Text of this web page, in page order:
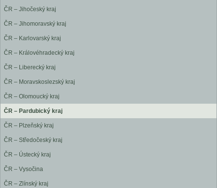
ČR – Jihočeský kraj
ČR – Jihomoravský kraj
ČR – Karlovarský kraj
ČR – Královéhradecký kraj
ČR – Liberecký kraj
ČR – Moravskoslezský kraj
ČR – Olomoucký kraj
ČR – Pardubický kraj
ČR – Plzeňský kraj
ČR – Středočeský kraj
ČR – Ústecký kraj
ČR – Vysočina
ČR – Zlínský kraj